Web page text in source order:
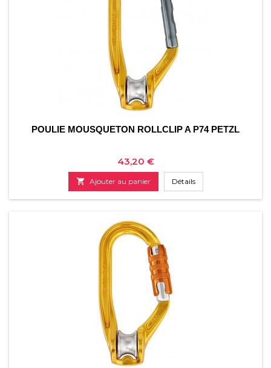
POULIE MOUSQUETON ROLLCLIP A P74 PETZL
Prix
43,20 €
 Ajouter au panier Détails